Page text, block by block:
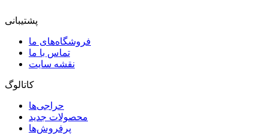
پشتیبانی
فروشگاه‌های ما
تماس با ما
نقشه سایت
کاتالوگ
حراجی‌ها
محصولات جدید
پرفروش‌ها